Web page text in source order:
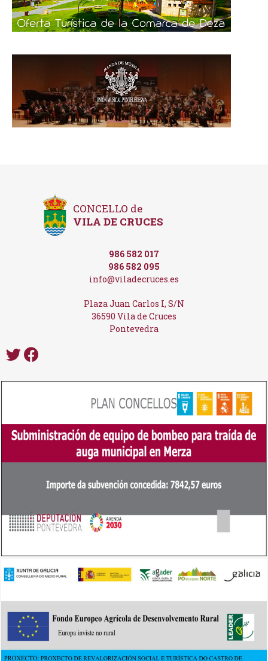
CONCELLO de
VILA DE CRUCES
986 582 017
986 582 095
info@viladecruces.es
Plaza Juan Carlos I, S/N
36590 Vila de Cruces
Pontevedra